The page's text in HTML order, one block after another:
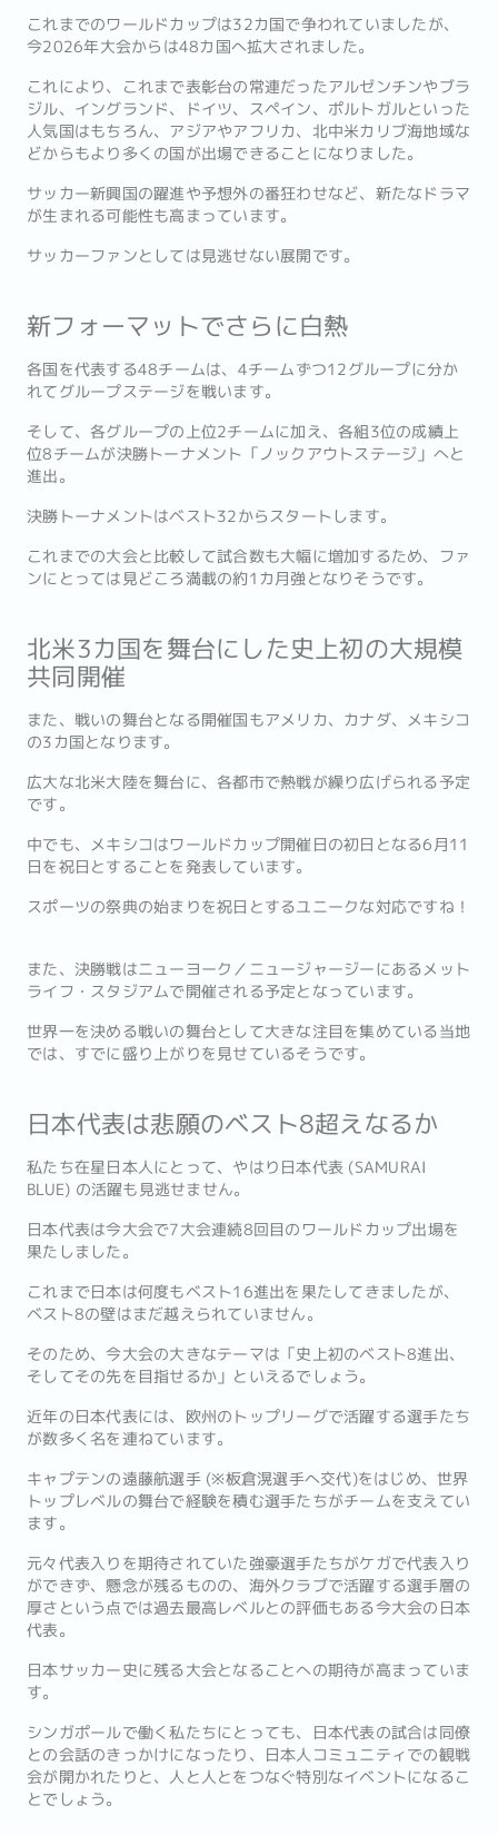
これまでのワールドカップは32カ国で争われていましたが、
今2026年大会からは48カ国へ拡大されました。
これにより、これまで表彰台の常連だったアルゼンチンやブラ
ジル、イングランド、ドイツ、スペイン、ポルトガルといった
人気国はもちろん、アジアやアフリカ、北中米カリブ海地域な
どからもより多くの国が出場できることになりました。
サッカー新興国の躍進や予想外の番狂わせなど、新たなドラマ
が生まれる可能性も高まっています。
サッカーファンとしては見逃せない展開です。
新フォーマットでさらに白熱
各国を代表する48チームは、4チームずつ12グループに分か
れてグループステージを戦います。
そして、各グループの上位2チームに加え、各組3位の成績上
位8チームが決勝トーナメント「ノックアウトステージ」へと
進出。
決勝トーナメントはベスト32からスタートします。
これまでの大会と比較して試合数も大幅に増加するため、ファ
ンにとっては見どころ満載の約1カ月強となりそうです。
北米3カ国を舞台にした史上初の大規模
共同開催
また、戦いの舞台となる開催国もアメリカ、カナダ、メキシコ
の3カ国となります。
広大な北米大陸を舞台に、各都市で熱戦が繰り広げられる予定
です。
中でも、メキシコはワールドカップ開催日の初日となる6月11
日を祝日とすることを発表しています。
スポーツの祭典の始まりを祝日とするユニークな対応ですね！
また、決勝戦はニューヨーク／ニュージャージーにあるメット
ライフ・スタジアムで開催される予定となっています。
世界一を決める戦いの舞台として大きな注目を集めている当地
では、すでに盛り上がりを見せているそうです。
日本代表は悲願のベスト8超えなるか
私たち在星日本人にとって、やはり日本代表 (SAMURAI
BLUE) の活躍も見逃せません。
日本代表は今大会で7大会連続8回目のワールドカップ出場を
果たしました。
これまで日本は何度もベスト16進出を果たしてきましたが、
ベスト8の壁はまだ越えられていません。
そのため、今大会の大きなテーマは「史上初のベスト8進出、
そしてその先を目指せるか」といえるでしょう。
近年の日本代表には、欧州のトップリーグで活躍する選手たち
が数多く名を連ねています。
キャプテンの遠藤航選手 (※板倉滉選手へ交代)をはじめ、世界
トップレベルの舞台で経験を積む選手たちがチームを支えてい
ます。
元々代表入りを期待されていた強豪選手たちがケガで代表入り
ができず、懸念が残るものの、海外クラブで活躍する選手層の
厚さという点では過去最高レベルとの評価もある今大会の日本
代表。
日本サッカー史に残る大会となることへの期待が高まっていま
す。
シンガポールで働く私たちにとっても、日本代表の試合は同僚
との会話のきっかけになったり、日本人コミュニティでの観戦
会が開かれたりと、人と人とをつなぐ特別なイベントになるこ
とでしょう。